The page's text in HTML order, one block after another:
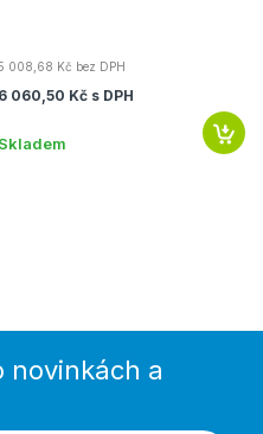
008,68 Kč bez DPH
6 060,50 Kč s DPH
Skladem
novinkách a